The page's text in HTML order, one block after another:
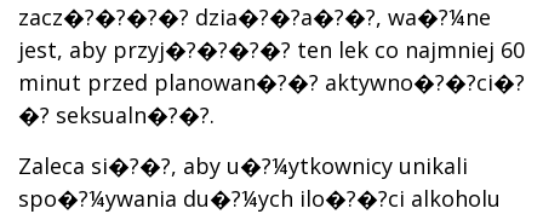
zacz�?�?�?�? dzia�?�?a�?�?, wa�?¼ne
jest, aby przyj�?�?�?�? ten lek co najmniej 60
minut przed planowan�?�? aktywno�?�?ci�?
�? seksualn�?�?.
Zaleca si�?�?, aby u�?¼ytkownicy unikali
spo�?¼ywania du�?¼ych ilo�?�?ci alkoholu